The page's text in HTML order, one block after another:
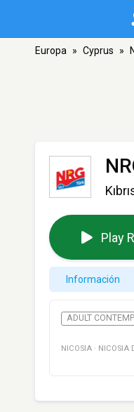
Europa » Cyprus »
Play
Información
ADULT
NICOSIA · NICOSIA